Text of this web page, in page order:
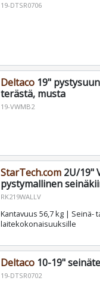
19-DTSR0706
Deltaco19"
terästä, musta
19-VWMB2
StarTech.com2U/19"
pystymallinen
RK219WALLV
Kantavuus 56,7 kg |
laitekokonaisuuksille
Deltaco10-19"
19-DTSR0702